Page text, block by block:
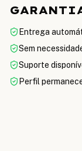
Entrega
Sem
Suporte
Perfil